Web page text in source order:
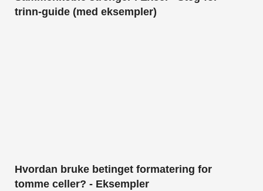
trinn-guide (med eksempler)
Hvordan bruke betinget formatering for
tomme celler? - Eksempler